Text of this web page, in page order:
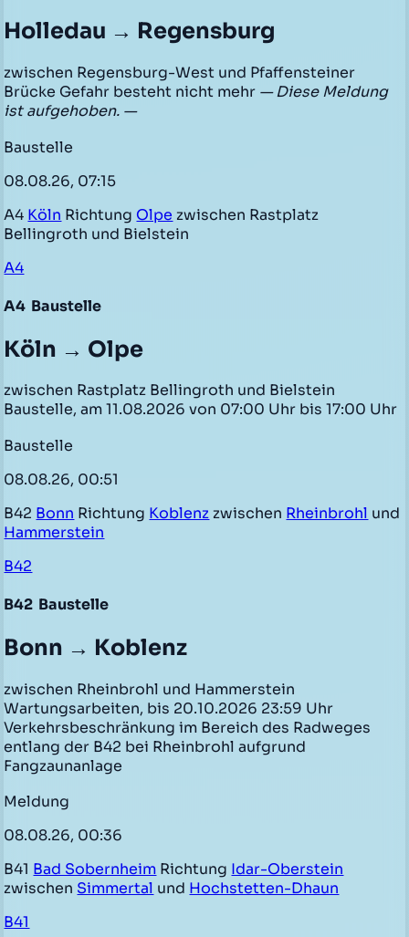
Holledau → Regensburg
zwischen Regensburg-West und Pfaffensteiner
Brücke Gefahr besteht nicht mehr — Diese Meldung
ist aufgehoben. —
Baustelle
08.08.26, 07:15
A4 Köln Richtung Olpe zwischen Rastplatz
Bellingroth und Bielstein
A4
A4 Baustelle
Köln → Olpe
zwischen Rastplatz Bellingroth und Bielstein
Baustelle, am 11.08.2026 von 07:00 Uhr bis 17:00 Uhr
Baustelle
08.08.26, 00:51
B42 Bonn Richtung Koblenz zwischen Rheinbrohl und
Hammerstein
B42
B42 Baustelle
Bonn → Koblenz
zwischen Rheinbrohl und Hammerstein
Wartungsarbeiten, bis 20.10.2026 23:59 Uhr
Verkehrsbeschränkung im Bereich des Radweges
entlang der B42 bei Rheinbrohl aufgrund
Fangzaunanlage
Meldung
08.08.26, 00:36
B41 Bad Sobernheim Richtung Idar-Oberstein
zwischen Simmertal und Hochstetten-Dhaun
B41